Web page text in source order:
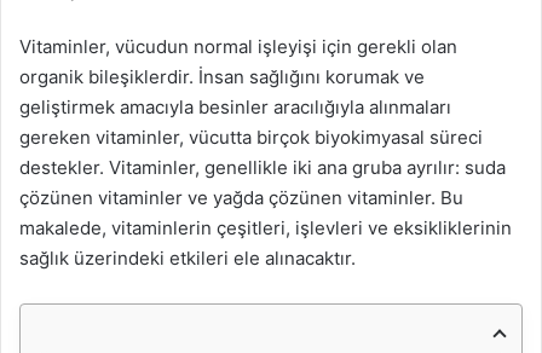
Vitaminler, vücudun normal işleyişi için gerekli olan
organik bileşiklerdir. İnsan sağlığını korumak ve
geliştirmek amacıyla besinler aracılığıyla alınmaları
gereken vitaminler, vücutta birçok biyokimyasal süreci
destekler. Vitaminler, genellikle iki ana gruba ayrılır: suda
çözünen vitaminler ve yağda çözünen vitaminler. Bu
makalede, vitaminlerin çeşitleri, işlevleri ve eksikliklerinin
sağlık üzerindeki etkileri ele alınacaktır.